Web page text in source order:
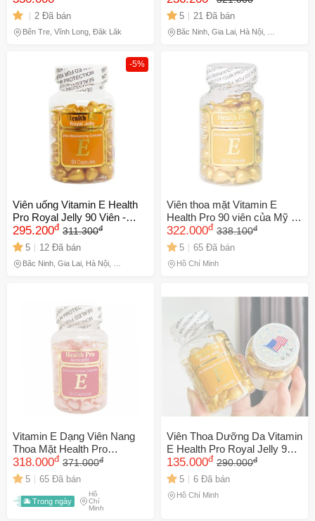
2 Đã bán
Bến Tre, Vĩnh Long, Đắk Lắk
hóa, làm mịn da cho mọi loại
da
5 21 Đã bán
Bắc Ninh, Gia Lai, Hà Nội, Hồ
-5%
Viên uống Vitamin E Health
Pro Royal Jelly 90 Viên -
Dưỡng ẩm, Giảm nhăn, Hỗ
trợ Làm đẹp Da Từ Sữa Ong
Chúa
295.200đ 311.300đ
5 12 Đã bán
Bắc Ninh, Gia Lai, Hà Nội, Hồ
Viên thoa mặt Vitamin E
Health Pro 90 viên của Mỹ -
Chống oxy hóa, cải thiện sức
khỏe làn da, giảm nếp nhăn,
cho da mềm mịn tươi trẻ.
322.000đ 338.100đ
5 65 Đã bán
Hồ Chí Minh
Vitamin E Dạng Viên Nang
Thoa Mặt Health Pro
Avocado 90 Viên
318.000đ 371.000đ
5 65 Đã bán
Trong ngày
Hồ
Chí
Minh
Viên Thoa Dưỡng Da Vitamin
E Health Pro Royal Jelly 90
Viên
135.000đ 290.000đ
5 6 Đã bán
Hồ Chí Minh